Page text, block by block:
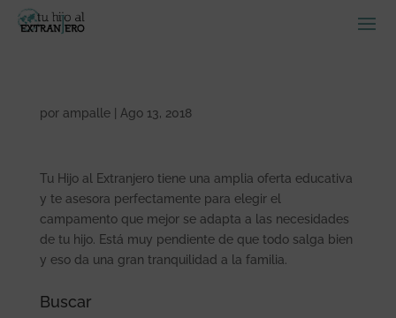
por ampalle| Ago 13, 2018
Tu Hijo al Extranjero tiene una amplia oferta educativa
y te asesora perfectamente para elegir el
campamento que mejor se adapta a las necesidades
de tu hijo. Está muy pendiente de que todo salga bien
y eso da una gran tranquilidad a la familia.
Buscar